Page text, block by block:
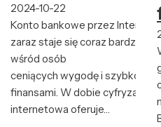
2024-10-22
Konto bankowe przez Internet
zaraz staje się coraz bardziej
wśród osób
ceniących wygodę i szybkość
finansami. W dobie cyfryzacji,
internetowa oferuje…